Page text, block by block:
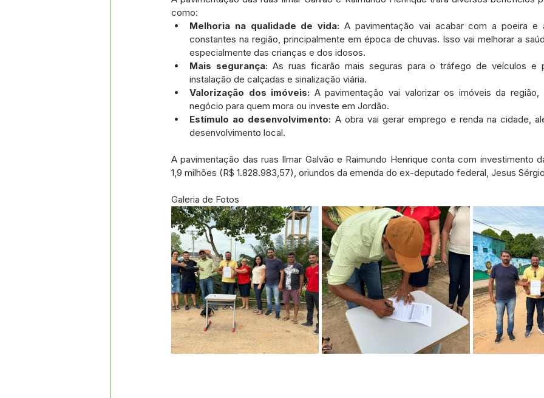
como:
Melhoria na qualidade de vida: A pavimentação vai acabar com a poeira e
constantes na região, principalmente em época de chuvas. Isso vai melhorar a
especialmente das crianças e dos idosos.
Mais segurança: As ruas ficarão mais seguras para o tráfego de veículos e
instalação de calçadas e sinalização viária.
Valorização dos imóveis: A pavimentação vai valorizar os imóveis da
negócio para quem mora ou investe em Jordão.
Estímulo ao desenvolvimento: A obra vai gerar emprego e renda na cidade,
desenvolvimento local.
A pavimentação das ruas Ilmar Galvão e Raimundo Henrique conta com investimento
1,9 milhões (R$ 1.828.983,57), oriundos da emenda do ex-deputado federal, Jesus
Galeria de Fotos